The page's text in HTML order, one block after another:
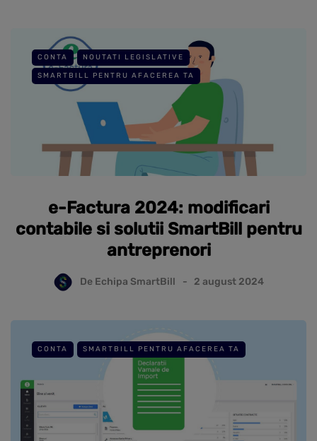
CONTA NOUTATI LEGISLATIVE
SMARTBILL PENTRU AFACEREA TA
e-Factura 2024: modificari
contabile si solutii SmartBill pentru
antreprenori
De Echipa SmartBill 2 august 2024
CONTA SMARTBILL PENTRU AFACEREA TA